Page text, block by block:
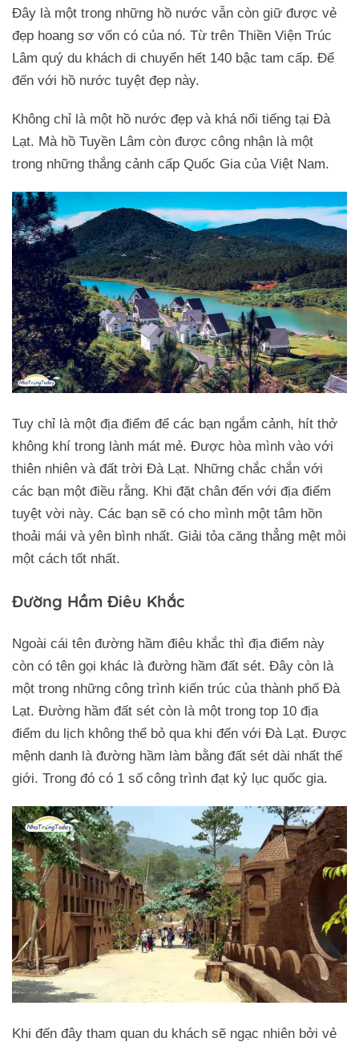
Đây là một trong những hồ nước vẫn còn giữ được vẻ
đẹp hoang sơ vốn có của nó. Từ trên Thiền Viện Trúc
Lâm quý du khách di chuyển hết 140 bậc tam cấp. Để
đến với hồ nước tuyệt đẹp này.
Không chỉ là một hồ nước đẹp và khá nổi tiếng tại Đà
Lạt. Mà hồ Tuyền Lâm còn được công nhận là một
trong những thắng cảnh cấp Quốc Gia của Việt Nam.
Tuy chỉ là một địa điểm để các bạn ngắm cảnh, hít thở
không khí trong lành mát mẻ. Được hòa mình vào với
thiên nhiên và đất trời Đà Lạt. Những chắc chắn với
các bạn một điều rằng. Khi đặt chân đến với địa điểm
tuyệt vời này. Các bạn sẽ có cho mình một tâm hồn
thoải mái và yên bình nhất. Giải tỏa căng thẳng mệt mỏi
một cách tốt nhất.
Đường Hầm Điêu Khắc
Ngoài cái tên đường hầm điêu khắc thì địa điểm này
còn có tên gọi khác là đường hầm đất sét. Đây còn là
một trong những công trình kiến trúc của thành phố Đà
Lạt. Đường hầm đất sét còn là một trong top 10 địa
điểm du lịch không thể bỏ qua khi đến với Đà Lạt. Được
mệnh danh là đường hầm làm bằng đất sét dài nhất thế
giới. Trong đó có 1 số công trình đạt kỷ lục quốc gia.
Khi đến đây tham quan du khách sẽ ngạc nhiên bởi vẻ